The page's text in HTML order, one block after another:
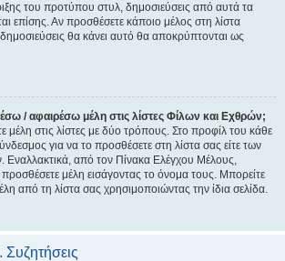
του προτύπου στυλ, δημοσιεύσεις από αυτά τα
επίσης. Αν προσθέσετε κάποιο μέλος στη λίστα
θα κάνει αυτό θα αποκρύπτονται ως
/ αφαιρέσω μέλη στις λίστες Φίλων και Εχθρών;
μέλη στις λίστες με δύο τρόπους. Στο προφίλ του κάθε
για να το προσθέσετε στη λίστα σας είτε των
Εναλλακτικά, από τον Πίνακα Ελέγχου Μέλους,
προσθέσετε μέλη εισάγοντας το όνομα τους. Μπορείτε
από τη λίστα σας χρησιμοποιώντας την ίδια σελίδα.